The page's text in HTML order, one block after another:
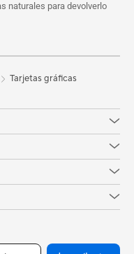
naturales para devolverlo
Tarjetas gráficas